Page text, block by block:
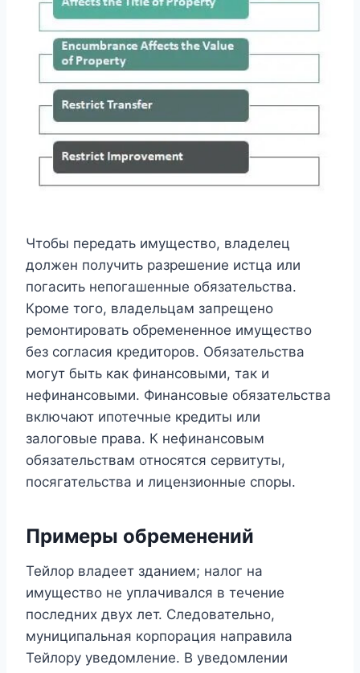
Чтобы передать имущество, владелец
должен получить разрешение истца или
погасить непогашенные обязательства.
Кроме того, владельцам запрещено
ремонтировать обремененное имущество
без согласия кредиторов. Обязательства
могут быть как финансовыми, так и
нефинансовыми. Финансовые обязательства
включают ипотечные кредиты или
залоговые права. К нефинансовым
обязательствам относятся сервитуты,
посягательства и лицензионные споры.
Примеры обременений
Тейлор владеет зданием; налог на
имущество не уплачивался в течение
последних двух лет. Следовательно,
муниципальная корпорация направила
Тейлору уведомление. В уведомлении